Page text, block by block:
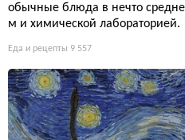
обычные блюда в нечто
м и химической лабораторией.
Еда и рецепты 9 557